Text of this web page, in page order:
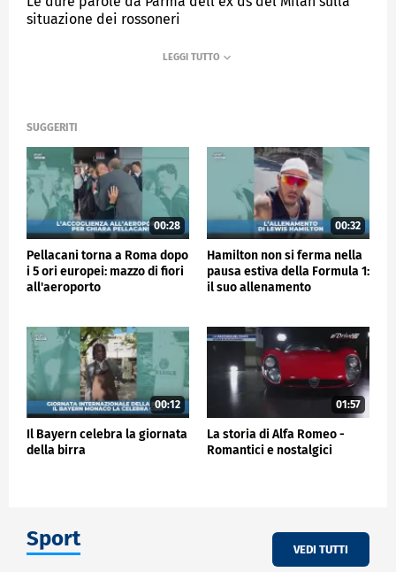
situazione dei rossoneri
SPORTMEDIASET
SUGGERITI
00:28
Pellacani torna a Roma dopo
i 5 ori europei: mazzo di fiori
all'aeroporto
00:32
Hamilton non si ferma nella
pausa estiva della Formula 1:
il suo allenamento
00:12
Il Bayern celebra la giornata
della birra
01:57
La storia di Alfa Romeo -
Romantici e nostalgici
Sport VEDI TUTTI